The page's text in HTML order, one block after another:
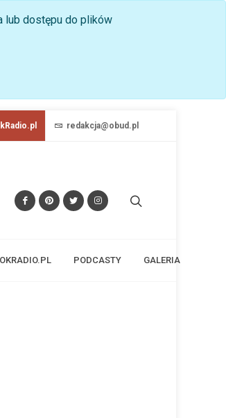
lub dostępu do plików
redakcja@obud.pl
PODCASTY GALERIA